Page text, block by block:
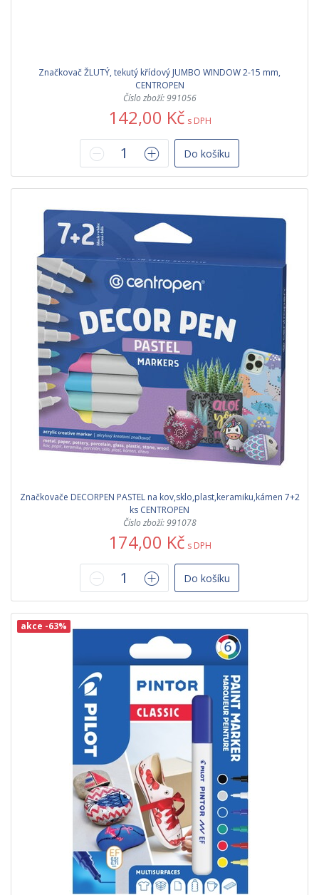
Značkovač ŽLUTÝ, tekutý křídový JUMBO WINDOW 2-15 mm,
CENTROPEN
Číslo zboží: 991056
142,00 Kč s DPH
Do košíku
Značkovače DECORPEN PASTEL na kov,sklo,plast,keramiku,kámen 7+2
ks CENTROPEN
Číslo zboží: 991078
174,00 Kč s DPH
Do košíku
akce -63%